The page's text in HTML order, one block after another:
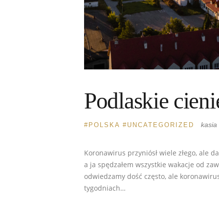
Podlaskie
POLSKA UNCATEGORIZED kasia
Koronawirus przyniósł wiele złego, ale
a ja spędzałem wszystkie wakacje od
odwiedzamy dość często, ale
tygodniach…